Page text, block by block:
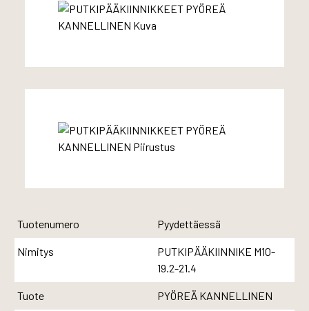
Tuotenumero Pyydettäessä
Nimitys
PUTKIPÄÄKIINNIKE M10-
19.2-21.4
Tuote PYÖREÄ KANNELLINEN